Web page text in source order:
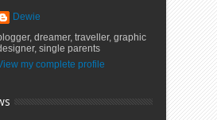
Dewie
dreamer, traveller, graphic
single parents
my complete profile